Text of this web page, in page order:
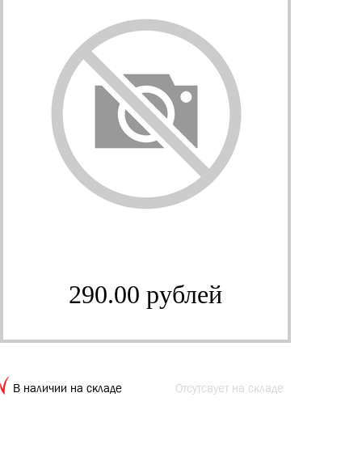
290.00 рублей
В наличии на складе Отсутсвует на складе